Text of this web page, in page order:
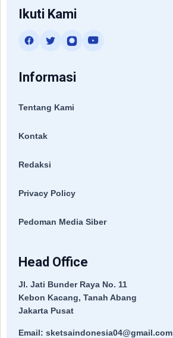
Ikuti Kami
Informasi
Tentang Kami
Kontak
Redaksi
Privacy Policy
Pedoman Media Siber
Head Office
Jl. Jati Bunder Raya No. 11
Kebon Kacang, Tanah Abang
Jakarta Pusat
Email: sketsaindonesia04@gmail.com